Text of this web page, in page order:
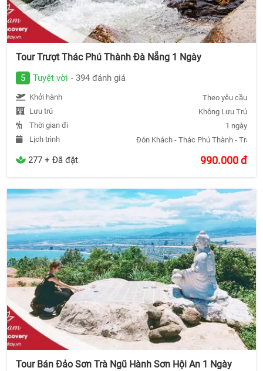
Tour Trượt Thác Phú Thành Đà Nẵng 1 Ngày
5 Tuyệt vời - 394 đánh giá
Khởi hành
Theo yêu cầu
Lưu trú
Không Lưu Trú
Thời gian đi
1 ngày
Lịch trình
Đón Khách - Thác Phú Thành - Trả
277 + Đã đặt 990.000đ
Tour Bán Đảo Sơn Trà Ngũ Hành Sơn Hội An 1 Ngày